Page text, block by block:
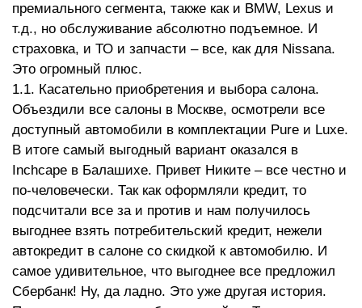
премиального сегмента, также как и BMW, Lexus и
т.д., но обслуживание абсолютно подъемное. И
страховка, и ТО и запчасти – все, как для Nissana.
Это огромный плюс.
1.1. Касательно приобретения и выбора салона.
Объездили все салоны в Москве, осмотрели все
доступный автомобили в комплектации Pure и Luxe.
В итоге самый выгодный вариант оказался в
Inchcape в Балашихе. Привет Никите – все честно и
по-человечески. Так как оформляли кредит, то
подсчитали все за и против и нам получилось
выгоднее взять потребительский кредит, нежели
автокредит в салоне со скидкой к автомобилю. И
самое удивительное, что выгоднее все предложил
Сбербанк! Ну, да ладно. Это уже другая история.